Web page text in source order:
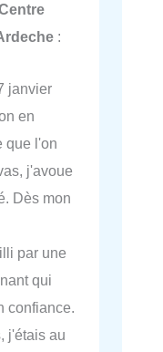
:
janvier
en
que l'on
j'avoue
Dès mon
par une
qui
confiance.
j'étais au